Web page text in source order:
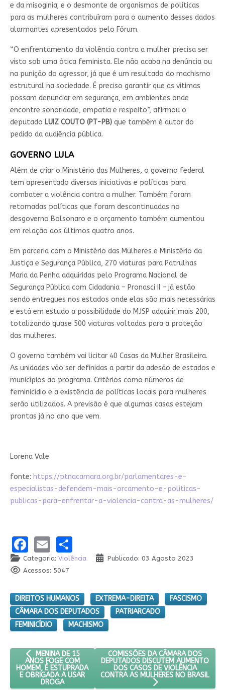
e da misoginia; e o desmonte de organismos de políticas
para as mulheres contribuíram para o aumento desses dados
alarmantes apresentados pelo Fórum.
“O enfrentamento da violência contra a mulher precisa ser
visto sob uma ótica feminista. Ele não acaba na denúncia ou
na punição do agressor, já que é um resultado do machismo
estrutural na sociedade. É preciso garantir que as vítimas
possam denunciar em segurança, em ambientes onde
encontre sonoridade, empatia e respeito”, afirmou o
deputado LUIZ COUTO (PT-PB)que também é autor do
pedido da audiência pública.
GOVERNO LULA
Além de criar o Ministério das Mulheres, o governo federal
tem apresentado diversas iniciativas e políticas para
combater a violência contra a mulher. Também foram
retomadas políticas que foram descontinuadas no
desgoverno Bolsonaro e o orçamento também aumentou
em relação aos últimos quatro anos.
Em parceria com o Ministério das Mulheres e Ministério da
Justiça e Segurança Pública, 270 viaturas para Patrulhas
Maria da Penha adquiridas pelo Programa Nacional de
Segurança Pública com Cidadania – Pronasci II – já estão
sendo entregues nos estados onde elas são mais necessárias
e está em estudo a possibilidade do MJSP adquirir mais 200,
totalizando quase 500 viaturas voltadas para a proteção
das mulheres.
O governo também vai licitar 40 Casas da Mulher Brasileira.
As unidades vão ser definidas a partir da adesão de estados e
municípios ao programa. Critérios como números de
feminicídio e a existência de políticas locais para mulheres
serão utilizados. A previsão é que algumas casas estejam
prontas já no ano que vem.
Lorena Vale
fonte: https://ptnacamara.org.br/parlamentares-e-
especialistas-defendem-mais-orcamento-e-politicas-
publicas-para-enfrentar-a-violencia-contra-as-mulheres/
Facebook
EmailShare
Categoria: Violência
Publicado: 03 Agosto 2023
Acessos: 5047
DIREITOS HUMANOS EXTREMA-DIREITA
FASCISMO
CÂMARA DOS DEPUTADOS
PATRIARCADO
FEMINICÍDIO
MACHISMO
ARTIGO ANTERIOR: MENINA DE 15 ANOS FOGE COM HOMEM,
MENINA DE 15
ANOS FOGE COM
HOMEM, É ESTUPRADA
E OBRIGADA A USAR
DROGA
PRÓXIMO ARTIGO: COMISSÕES DA
COMISSÕES DA CÂMARA DOS
DEPUTADOS DISCUTEM AUMENTO
DOS CASOS DE VIOLÊNCIA
CONTRA AS MULHERES NO BRASIL